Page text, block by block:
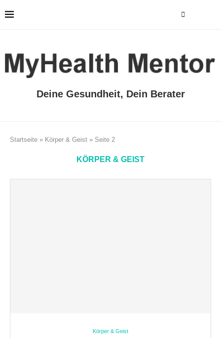
Deine Gesundheit, Dein Berater
Startseite » Körper & Geist » Seite 2
KÖRPER & GEIST
Körper & Geist